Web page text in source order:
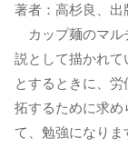
著者：高杉良、出
カップ麺のマル
説として描かれて
とするときに、
拓するために求
て、勉強になりま